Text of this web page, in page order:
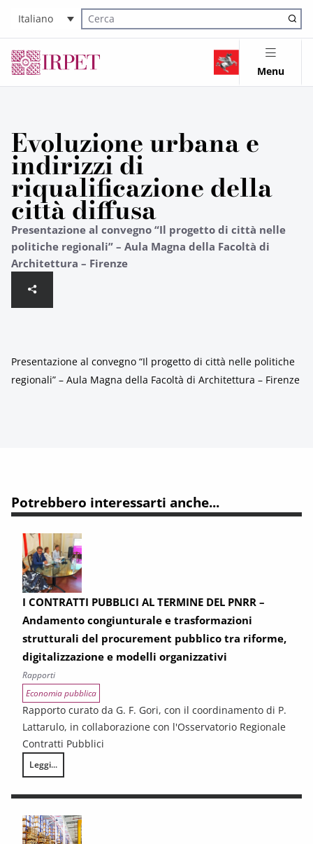
Italiano
Cerca nel sito
Menu
Evoluzione urbana e
indirizzi di
riqualificazione della
città diffusa
Presentazione al convegno “Il progetto di città nelle
politiche regionali” – Aula Magna della Facoltà di
Architettura – Firenze
Presentazione al convegno “Il progetto di città nelle politiche
regionali” – Aula Magna della Facoltà di Architettura – Firenze
Potrebbero interessarti anche...
I CONTRATTI PUBBLICI AL TERMINE DEL PNRR –
Andamento congiunturale e trasformazioni
strutturali del procurement pubblico tra riforme,
digitalizzazione e modelli organizzativi
Rapporti
Economia pubblica
Rapporto curato da G. F. Gori, con il coordinamento di P.
Lattarulo, in collaborazione con l'Osservatorio Regionale
Contratti Pubblici
Leggi...
I CONTRATTI PUBBLICI AL TERMINE DEL PNRR – Andamento